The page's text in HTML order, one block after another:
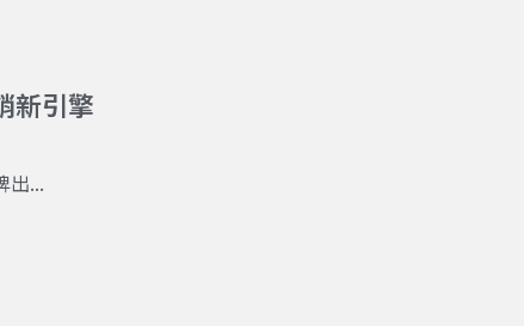
新引擎
出...